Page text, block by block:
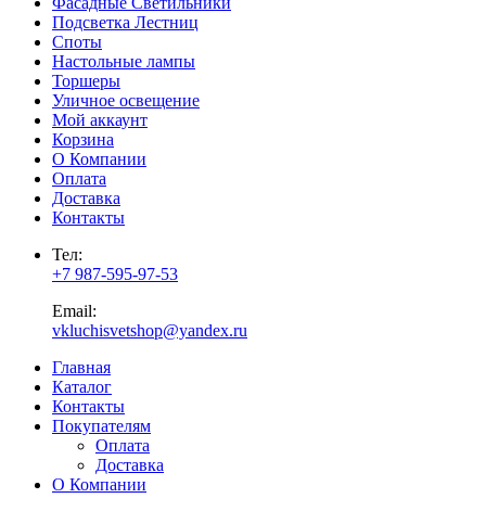
Подсветка Лестниц
Споты
Настольные лампы
Торшеры
Уличное освещение
Мой аккаунт
Корзина
О Компании
Оплата
Доставка
Контакты
Тел:
+7 987-595-97-53
Email:
vkluchisvetshop@yandex.ru
Главная
Каталог
Контакты
Покупателям
Оплата
Доставка
О Компании